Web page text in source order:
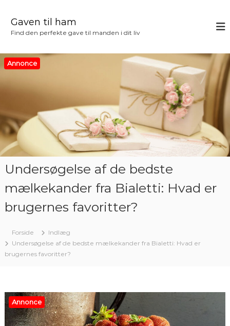
n
h
l
Gaven til ham
Find den perfekte gave til manden i dit liv
Annonce
Undersøgelse af de bedste
mælkekander fra Bialetti: Hvad er
brugernes favoritter?
Forside
Indlæg
Undersøgelse af de bedste mælkekander fra Bialetti: Hvad er
brugernes favoritter?
Annonce